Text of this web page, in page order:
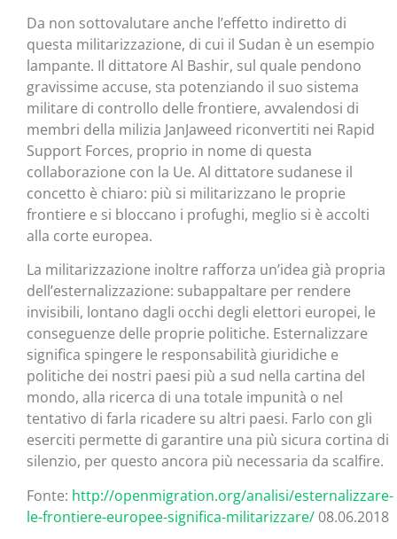
Da non sottovalutare anche l’effetto indiretto di
questa militarizzazione, di cui il Sudan è un esempio
lampante. Il dittatore Al Bashir, sul quale pendono
gravissime accuse, sta potenziando il suo sistema
militare di controllo delle frontiere, avvalendosi di
membri della milizia JanJaweed riconvertiti nei Rapid
Support Forces, proprio in nome di questa
collaborazione con la Ue. Al dittatore sudanese il
concetto è chiaro: più si militarizzano le proprie
frontiere e si bloccano i profughi, meglio si è accolti
alla corte europea.
La militarizzazione inoltre rafforza un’idea già propria
dell’esternalizzazione: subappaltare per rendere
invisibili, lontano dagli occhi degli elettori europei, le
conseguenze delle proprie politiche. Esternalizzare
significa spingere le responsabilità giuridiche e
politiche dei nostri paesi più a sud nella cartina del
mondo, alla ricerca di una totale impunità o nel
tentativo di farla ricadere su altri paesi. Farlo con gli
eserciti permette di garantire una più sicura cortina di
silenzio, per questo ancora più necessaria da scalfire.
Fonte: http://openmigration.org/analisi/esternalizzare-
le-frontiere-europee-significa-militarizzare/ 08.06.2018